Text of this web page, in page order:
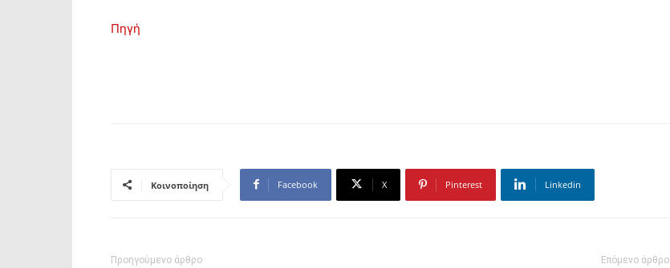
Πηγή
Κοινοποίηση Facebook X Pinterest Linkedin
Προηγούμενο άρθρο Επόμενο άρθρο